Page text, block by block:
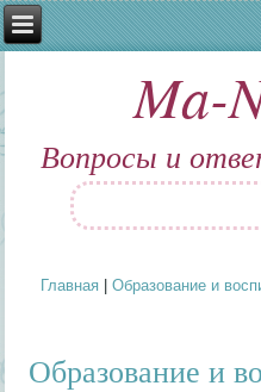
Ma-
Вопросы и
Вы здесь
Главная| Образование и
Образование и